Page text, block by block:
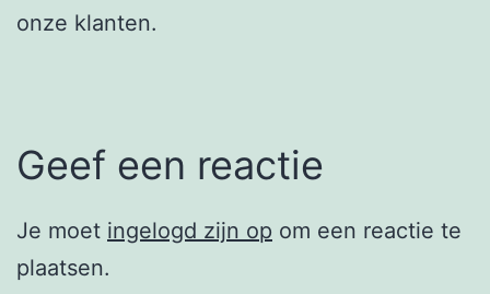
onze klanten.
Geef een reactie
Je moet ingelogd zijn op om een reactie te
plaatsen.